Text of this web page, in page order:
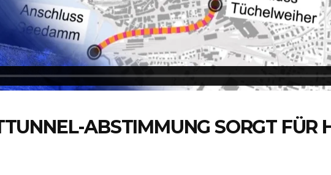
ABSTIMMUNG SORGT FÜR